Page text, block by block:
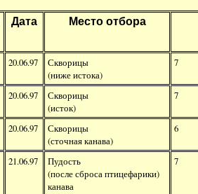
Дата Место отбора
20.06.97
Скворицы
(ниже истока)
7
20.06.97
Скворицы
(исток)
7
20.06.97
Скворицы
(сточная канава)
6
21.06.97
Пудость
(после сброса птицефарики)
канава
7